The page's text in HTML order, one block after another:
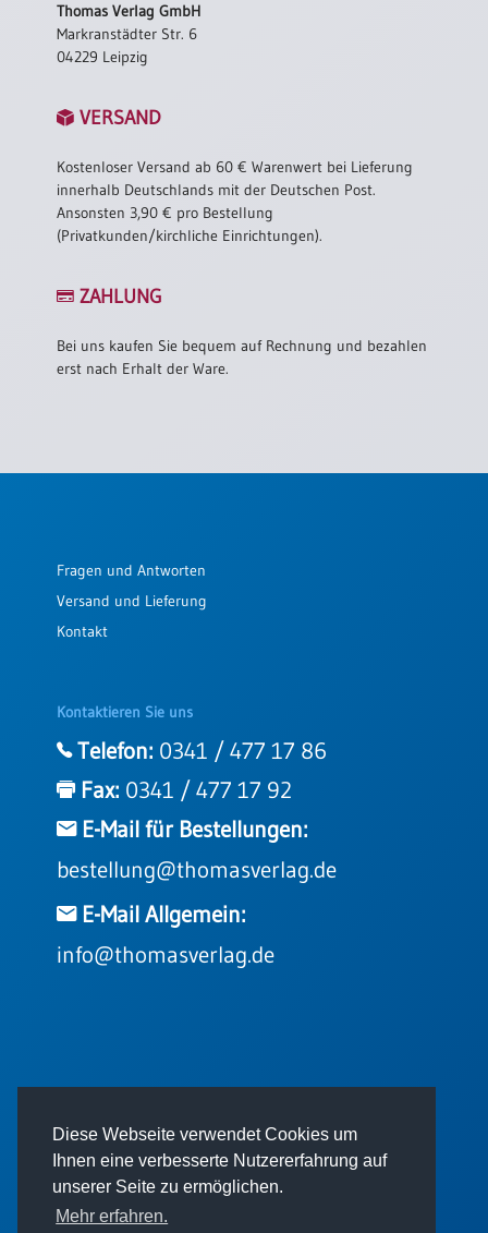
Diese Webseite verwendet Cookies um
Ihnen eine verbesserte Nutzererfahrung auf
unserer Seite zu ermöglichen.
Mehr erfahren.
Thomas Verlag GmbH
Markranstädter Str. 6
04229 Leipzig
VERSAND
Kostenloser Versand ab 60 € Warenwert bei Lieferung
innerhalb Deutschlands mit der Deutschen Post.
Ansonsten 3,90 € pro Bestellung
(Privatkunden/kirchliche Einrichtungen).
ZAHLUNG
Bei uns kaufen Sie bequem auf Rechnung und bezahlen
erst nach Erhalt der Ware.
Fragen und Antworten
Versand und Lieferung
Kontakt
Kontaktieren Sie uns
Telefon: 0341 / 477 17 86
Fax: 0341 / 477 17 92
E-Mail für Bestellungen:
bestellung@thomasverlag.de
E-Mail Allgemein:
info@thomasverlag.de